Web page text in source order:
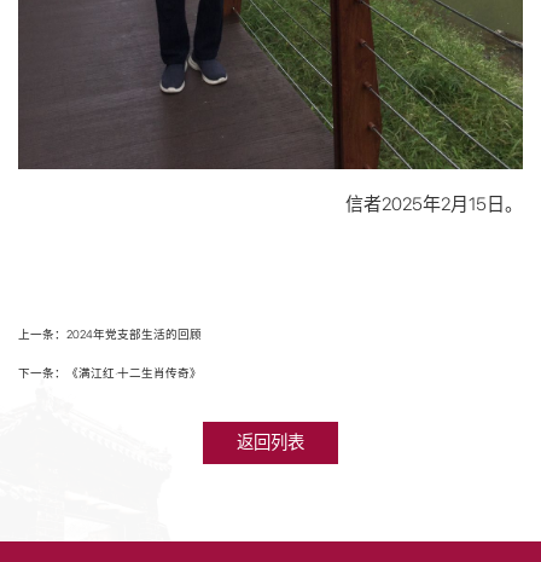
信者2025年2月15日。
上一条：2024年党支部生活的回顾
下一条：《满江红·十二生肖传奇》
返回列表